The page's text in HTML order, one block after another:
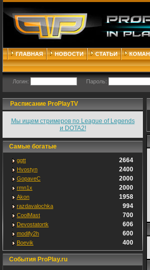
ГЛАВНАЯ НОВОСТИ СТАТЬИ
Логин: Пароль:
Расписание ProPlayTV
Мы ищем стримеров по League of Legends
и DOTA2!
Самые богатые
ggtt 2664
Hvostyn 2400
GopaveC 2000
rmn1x 2000
Akon 1958
razdavalochka 994
CoolMast 700
Devostatortk 606
modify2h 600
Boevik 400
События ProPlay.ru